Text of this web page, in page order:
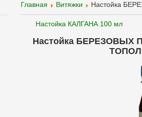
Главная Витяжки Настойка
Настойка КАЛГАНА 100 мл
Настойка БЕРЕЗОВЫХ